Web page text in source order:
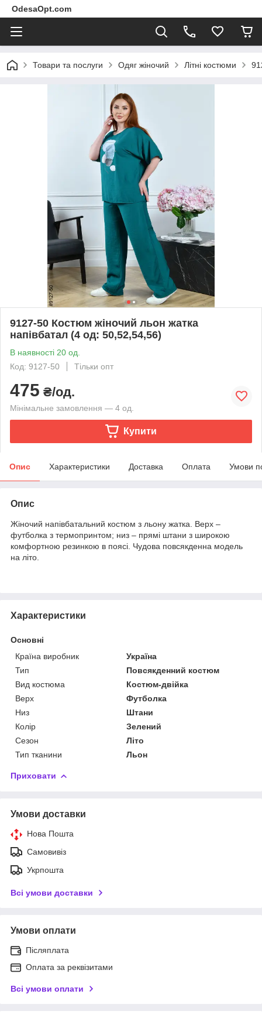
OdesaOpt.com
Товари та послуги Одяг жіночий Літні костюми
9127-50 Костюм жіночий льон жатка
напівбатал (4 од: 50,52,54,56)
В наявності 20 од.
Код: 9127-50
Тільки опт
475 ₴/од.
Мінімальне замовлення — 4 од.
Купити
Опис Характеристики Доставка Оплата Умови
Опис
Жіночий напівбатальний костюм з льону жатка. Верх –
футболка з термопринтом; низ – прямі штани з широкою
комфортною резинкою в поясі. Чудова повсякденна модель
на літо.
Характеристики
Основні
Країна виробник
Україна
Тип
Повсякденний костюм
Вид костюма
Костюм-двійка
Верх
Футболка
Низ
Штани
Колір
Зелений
Сезон
Літо
Тип тканини
Льон
Приховати
Умови доставки
Нова Пошта
Самовивіз
Укрпошта
Всі умови доставки
Умови оплати
Післяплата
Оплата за реквізитами
Всі умови оплати